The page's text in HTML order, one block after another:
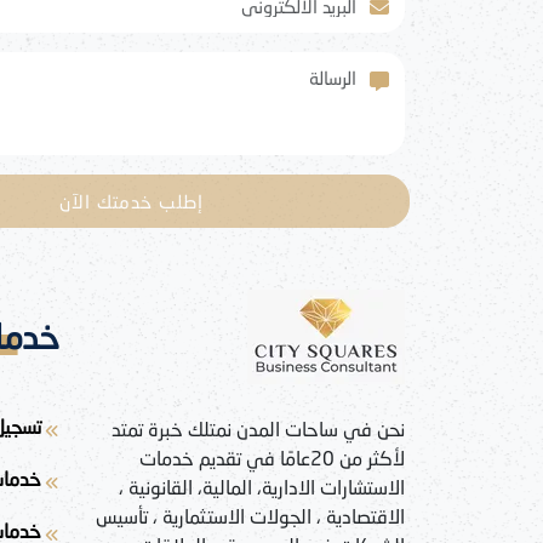
الرسالة
إطلب خدمتك الآن
نحن في ساحات المدن نمتلك خبرة تمتد
لأكثر من 20عامًا في تقديم خدمات
الاستشارات الادارية، المالية، القانونية ،
الاقتصادية ، الجولات الاستثمارية ، تأسيس